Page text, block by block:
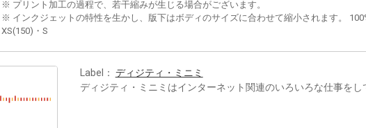
※ プリント加工の過程で、若干縮みが生じる場合がございます。
※ インクジェットの特性を生かし、版下はボディのサイズに合わせて縮小されます。
XS(150)・S
Label： ディジティ・ミニミ
ディジティ・ミニミはインターネット関連のいろいろな仕事をし